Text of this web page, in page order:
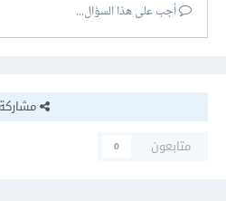
أجب على هذا السؤال...
مشاركة
متابعون
0